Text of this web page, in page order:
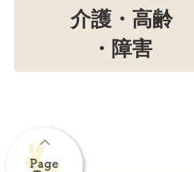
介護・高齢
・障害